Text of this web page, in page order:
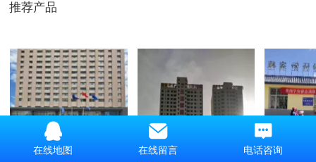
推荐产品
海韵酒店 盐湖新苑 “七一”
在线地图 在线留言 电话咨询